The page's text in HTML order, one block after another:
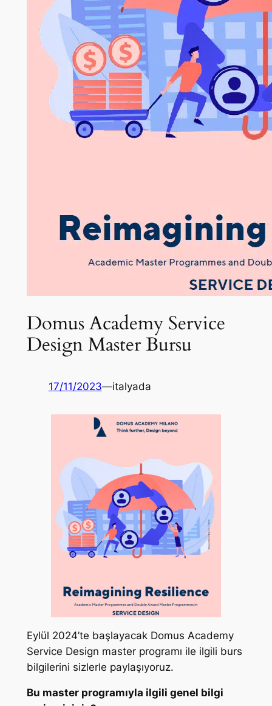
Domus Academy Service
Design Master Bursu
17/11/2023—italyada
Eylül 2024’te başlayacak Domus Academy
Service Design master programı ile ilgili burs
bilgilerini sizlerle paylaşıyoruz.
Bu master programıyla ilgili genel bilgi